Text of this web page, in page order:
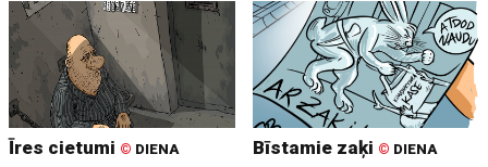
Īres cietumi © DIENA Bīstamie zaķi © DIENA